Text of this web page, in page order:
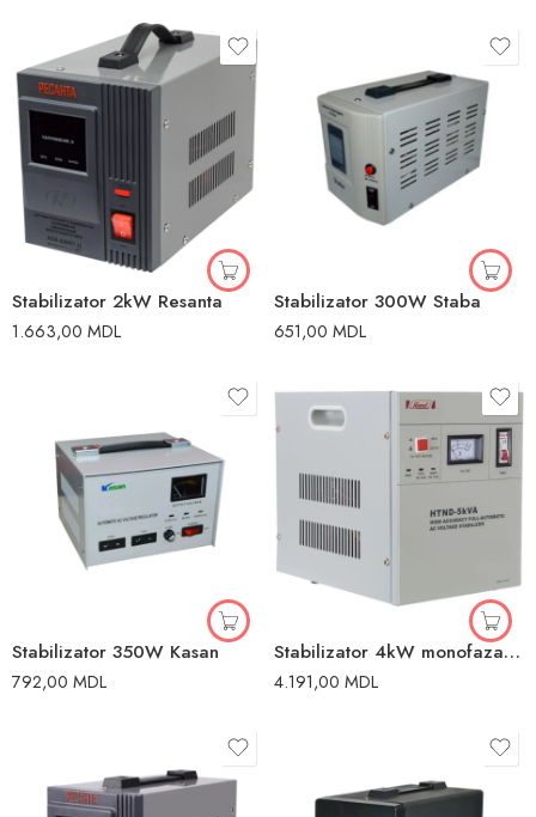
Stabilizator 2kW Resanta
1.663,00 MDL
Stabilizator 300W Staba
651,00 MDL
Stabilizator 350W Kasan
792,00 MDL
Stabilizator 4kW monofazat Himel
4.191,00 MDL